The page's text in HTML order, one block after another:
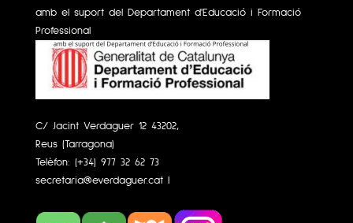
amb el suport del Departament d'Educació i Formació
Professional
C/ Jacint Verdaguer 12 43202,
Reus (Tarragona)
Telèfon: (+34) 977 32 62 73
secretaria@everdaguer.cat